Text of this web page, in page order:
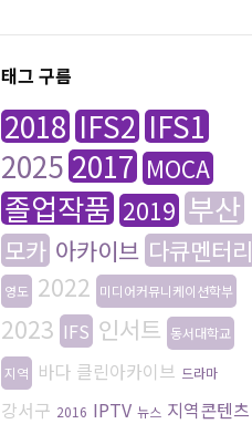
태그 구름
2018 IFS2 IFS1
2025 2017 MOCA
졸업작품 2019 부산
모카 아카이브 다큐멘터리
영도 2022 미디어커뮤니케이션학부
2023 IFS 인서트 동서대학교
지역 바다 클린아카이브 드라마
강서구 2016 IPTV 뉴스 지역콘텐츠